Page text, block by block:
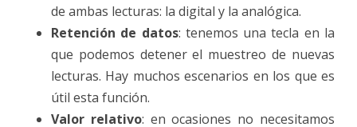
de ambas lecturas: la digital y la analógica.
Retención de datos: tenemos una tecla en la
que podemos detener el muestreo de nuevas
lecturas. Hay muchos escenarios en los que es
útil esta función.
Valor relativo: en ocasiones no necesitamos